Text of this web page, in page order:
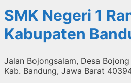
SMK Negeri 1
Kabupaten
Jalan Bojongsalam, Desa
Kab. Bandung, Jawa Barat